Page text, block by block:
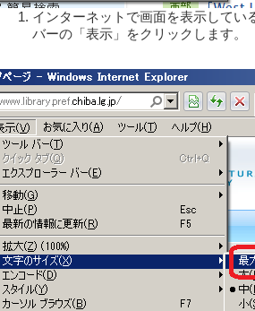
インターネットで画面を表示してい
バーの「表示」をクリックします。